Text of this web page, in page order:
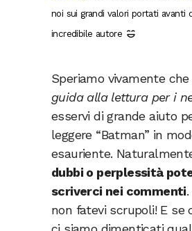
noi sui grandi valori portati avanti
incredibile autore
Speriamo vivamente che
guida alla lettura per i
esservi di grande aiuto
leggere “Batman” in
esauriente.
dubbi o perplessità
scriverci nei commenti
non fatevi scrupoli! E se